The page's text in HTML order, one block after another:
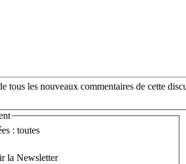
tous les nouveaux commentaires de cette
: toutes
la Newsletter